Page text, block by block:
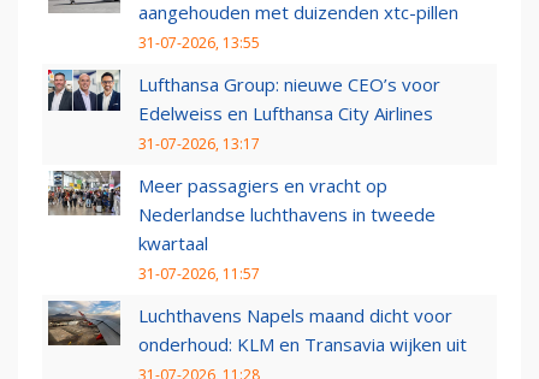
aangehouden met duizenden xtc-pillen
31-07-2026, 13:55
Lufthansa Group: nieuwe CEO’s voor
Edelweiss en Lufthansa City Airlines
31-07-2026, 13:17
Meer passagiers en vracht op
Nederlandse luchthavens in tweede
kwartaal
31-07-2026, 11:57
Luchthavens Napels maand dicht voor
onderhoud: KLM en Transavia wijken uit
31-07-2026, 11:28